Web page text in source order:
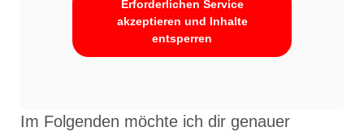
Erforderlichen Service
akzeptieren und Inhalte
entsperren
Im Folgenden möchte ich dir genauer